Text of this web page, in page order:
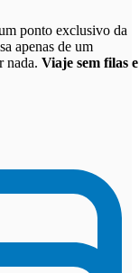
ponto exclusivo da
apenas de um
nada. Viaje sem filas e